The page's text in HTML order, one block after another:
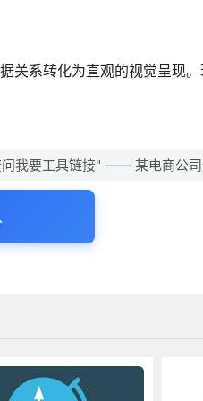
关系转化为直观的视觉呈现
问我要工具链接" —— 某电商公